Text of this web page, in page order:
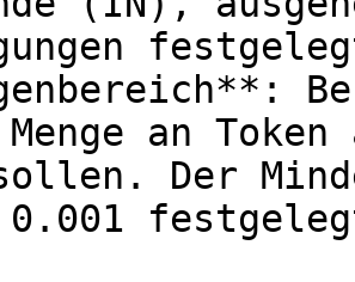
an Token
Der